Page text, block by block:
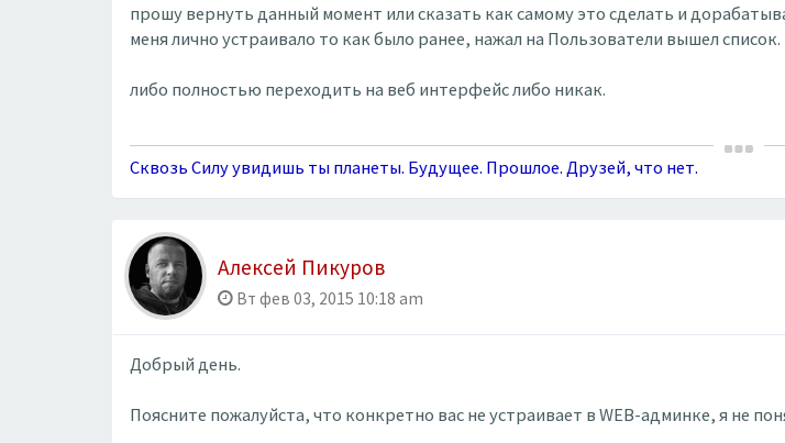
прошу вернуть данный момент или сказать как самому это сделать и
меня лично устраивало то как было ранее, нажал на Пользователи вышел список.
либо полностью переходить на веб интерфейс либо никак.
Сквозь Силу увидишь ты планеты. Будущее. Прошлое. Друзей, что нет.
Алексей Пикуров
Вт фев 03, 2015 10:18 am
Добрый день.
Поясните пожалуйста, что конкретно вас не устраивает в WEB-админке, я не